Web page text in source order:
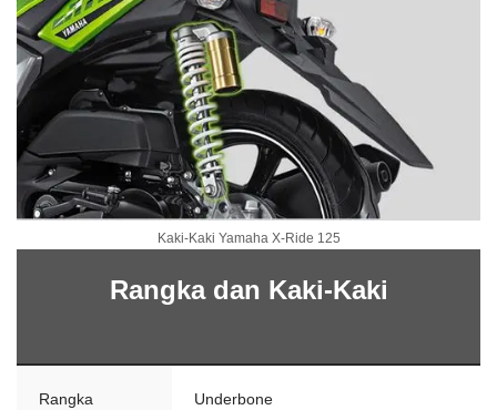
Kaki-Kaki Yamaha X-Ride 125
Rangka dan Kaki-Kaki
Rangka Underbone